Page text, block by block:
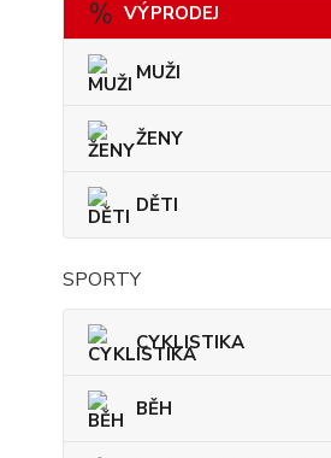
VÝPRODEJ
MUŽI
ŽENY
DĚTI
SPORTY
CYKLISTIKA
BĚH